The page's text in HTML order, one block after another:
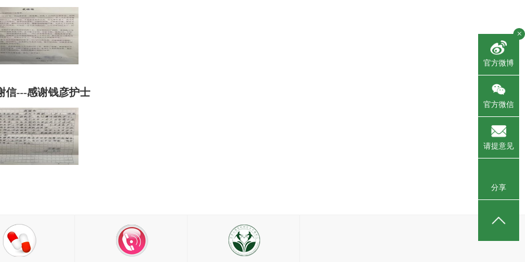
信---感谢钱彦护士 感谢信---感谢四区
×
官方微博
官方微信
请提意见
分享